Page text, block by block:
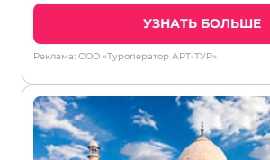
УЗНАТЬ БОЛЬШЕ
Реклама: ООО «Туроператор АРТ-ТУР»